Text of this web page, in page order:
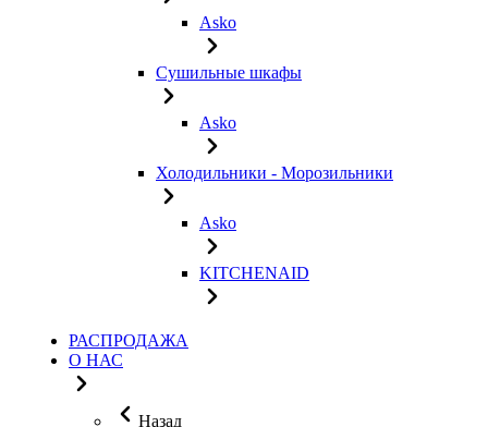
Asko
Сушильные шкафы
Asko
Холодильники - Морозильники
Asko
KITCHENAID
РАСПРОДАЖА
О НАС
Назад